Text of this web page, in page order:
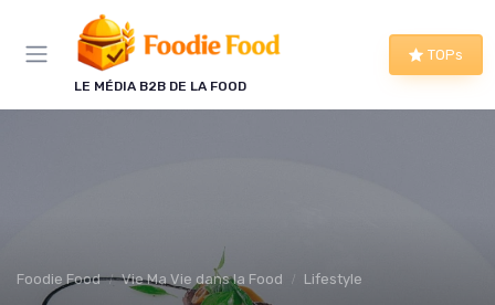
LE MÉDIA B2B DE LA FOOD
TOPs
Foodie Food Vie Ma Vie dans la Food Lifestyle
Panneau de gestion des cookies